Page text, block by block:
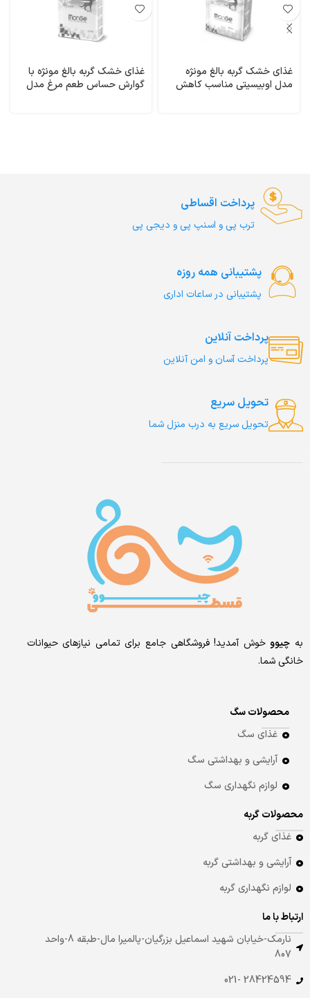
غذای خشک گربه بالغ مونژه
مدل اوبیسیتی مناسب کاهش
غذای خشک گربه بالغ مونژه با
گوارش حساس طعم مرغ مدل
پرداخت اقساطی
ترب‌ پی و اسنپ پی و دیجی پی
پشتیبانی همه روزه
پشتیبانی در ساعات اداری
پرداخت آنلاین
پرداخت آسان و امن آنلاین
تحویل سریع
تحویل سریع به درب منزل شما
به چیووخوش آمدید! فروشگاهی جامع برای تمامی نیازهای حیوانات
خانگی شما.
محصولات سگ
غذای سگ
آرایشی و بهداشتی سگ
لوازم نگهداری سگ
محصولات گربه
غذای گربه
آرایشی و بهداشتی گربه
لوازم نگهداری گربه
ارتباط با ما
نارمک-خیابان شهید اسماعیل بزرگیان-پالمیرا مال-طبقه 8-واحد
807
28424594 -021